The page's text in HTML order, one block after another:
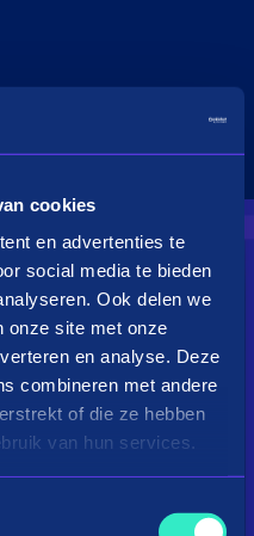
cookies
en advertenties te
social media te bieden
Ook delen we
onze site met onze
en analyse. Deze
combineren met andere
of die ze hebben
van hun services.